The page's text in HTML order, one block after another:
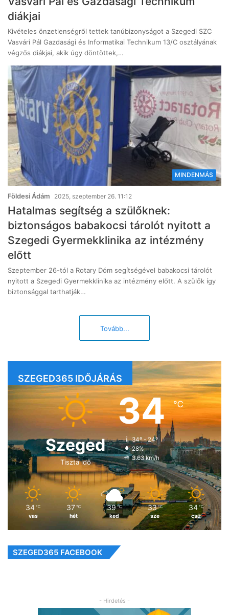
diákjai
Kivételes önzetlenségről tettek tanúbizonyságot a Szegedi SZC
Vasvári Pál Gazdasági és Informatikai Technikum 13/C osztályának
végzős diákjai, akik úgy döntöttek,…
MINDENMÁS
Földesi Ádám 2025, szeptember 26. 11:12
Hatalmas segítség a szülőknek:
biztonságos babakocsi tárolót nyitott a
Szegedi Gyermekklinika az intézmény
előtt
Szeptember 26-tól a Rotary Dóm segítségével babakocsi tárolót
nyitott a Szegedi Gyermekklinika az intézmény előtt. A szülők így
biztonsággal tarthatják…
Tovább...
SZEGED365 IDŐJÁRÁS
Szeged
Tiszta idő
34℃
34º - 24º
28%
3.63 km/h
34 ℃
vas
37 ℃
hét
39 ℃
ked
33 ℃
sze
34 ℃
csü
SZEGED365 FACEBOOK
- Hirdetés -